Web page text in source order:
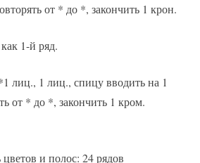
от * до *, закончить 1 крон.
1-й ряд.
лиц., 1 лиц., спицу вводить на 1
от * до *, закончить 1 кром.
и полос: 24 рядов